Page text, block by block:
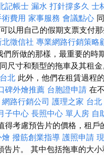
記帳士 漏水 打針撐多久 士
費用 家事服務 會議點心
以用自己的假期支票支付那
北徵信社 專業網路行銷策略
們所做的那樣，最重要的時
尺寸和類型的拖車及其租金
北 此外，他們在租賃過程
碑外燴推薦 台胞證申請 在
網路行銷公司 護理之家 台北
子中心 長照中心 單人房 自
得考慮預告片的價格，租戶
撥筋創業指導 護照申請
片。 其中包括拖車的大